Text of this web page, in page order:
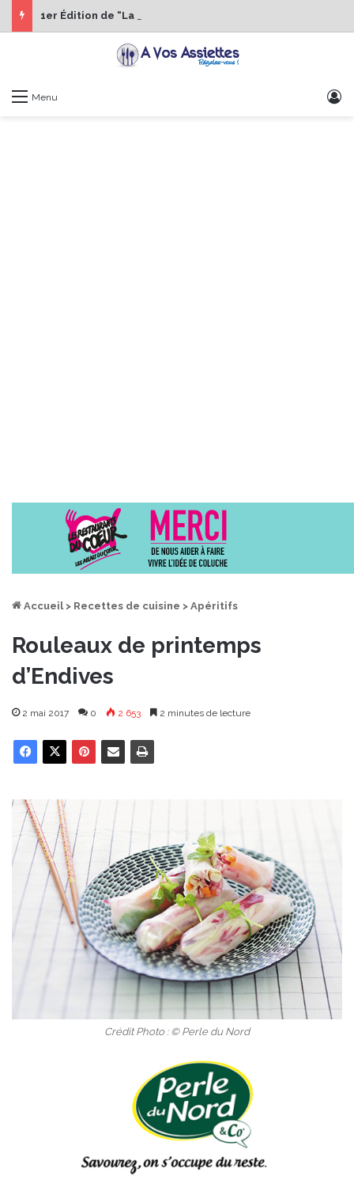
Menu
Accueil > Recettes de cuisine > Apéritifs
Rouleaux de printemps
d’Endives
2 mai 2017 0 2 653 2 minutes de lecture
Crédit Photo : © Perle du Nord